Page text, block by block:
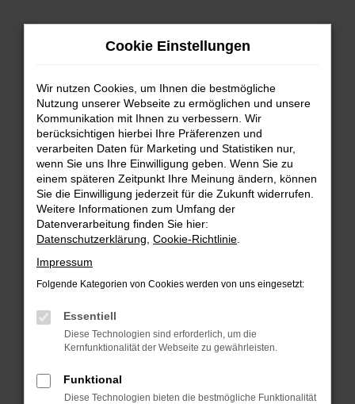
Zum
FEHLER: NETWORK ERROR
Beim Laden ist ein Fehler aufgetreten.
Hier sind ein paar Tipps, die dir helfen können:
Überprüfe deine Firewall und deine
Internetverbindung.
Laden andere Webseiten, zum Beispiel deine
Manche Erweiterungen, wie Werbeblocker,
verhindern. Funktioniert die Seite in einem
anderen Browser oder in einem privaten
Cookie Einstellungen
Wir nutzen Cookies, um Ihnen die bestmögliche
Nutzung unserer Webseite zu ermöglichen und unsere
Kommunikation mit Ihnen zu verbessern. Wir
berücksichtigen hierbei Ihre Präferenzen und
verarbeiten Daten für Marketing und Statistiken nur,
wenn Sie uns Ihre Einwilligung geben. Wenn Sie zu
einem späteren Zeitpunkt Ihre Meinung ändern, können
Sie die Einwilligung jederzeit für die Zukunft widerrufen.
Weitere Informationen zum Umfang der
Datenverarbeitung finden Sie hier:
Datenschutzerklärung Cookie-Richtlinie
Impressum
Folgende Kategorien von Cookies werden von uns eingesetzt:
Essentiell
Diese Technologien sind erforderlich, um die
Kernfunktionalität der Webseite zu gewährleisten.
Funktional
Diese Technologien bieten die bestmögliche Funktionalität